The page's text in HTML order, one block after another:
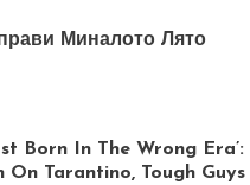
Миналото Лято
Born In The Wrong Era’:
On Tarantino, Tough Guys